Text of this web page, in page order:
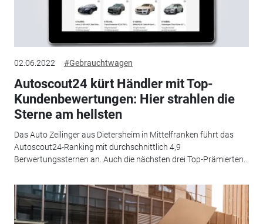
02.06.2022 #Gebrauchtwagen
Autoscout24 kürt Händler mit Top-
Kundenbewertungen: Hier strahlen die
Sterne am hellsten
Das Auto Zeilinger aus Dietersheim in Mittelfranken führt das
Autoscout24-Ranking mit durchschnittlich 4,9
Berwertungssternen an. Auch die nächsten drei Top-Prämierten...